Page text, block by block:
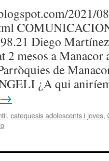
2021/
Diego
2 mesos a Manacor
de
¿A qui
→
, catequesis adolescents i joves,